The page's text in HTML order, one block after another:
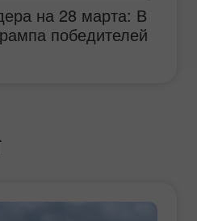
на 28 марта: В
победителей